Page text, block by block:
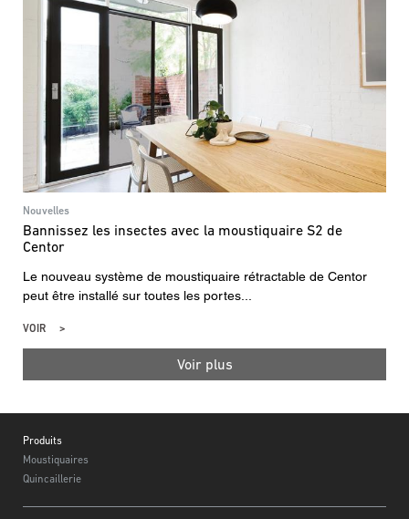
Nouvelles
Bannissez les insectes avec la moustiquaire S2 de
Centor
Le nouveau système de moustiquaire rétractable de Centor
peut être installé sur toutes les portes...
VOIR
Voir plus
Produits
Moustiquaires
Quincaillerie